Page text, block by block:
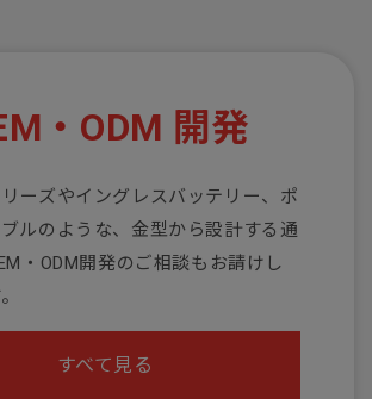
・ODM 開発
ーズやイングレスバッテリー、ポ
ルのような、金型から設計する通
・ODM開発のご相談もお請けし
すべて見る